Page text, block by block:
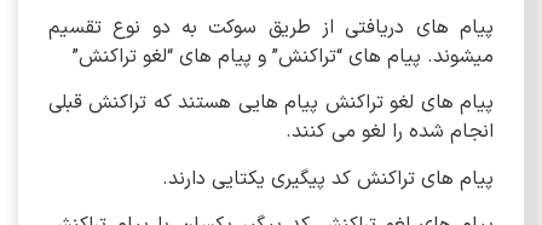
پیام های دریافتی از طریق سوکت به دو نوع تقسیم
میشوند. پیام های “تراکنش” و پیام های “لغو تراکنش”
پیام های لغو تراکنش پیام هایی هستند که تراکنش قبلی
انجام شده را لغو می کنند.
پیام های تراکنش کد پیگیری یکتایی دارند.